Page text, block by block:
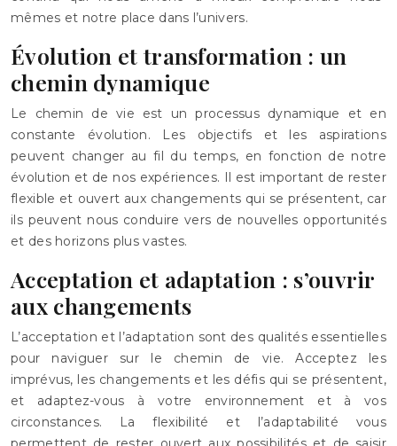
mêmes et notre place dans l’univers.
Évolution et transformation : un
chemin dynamique
Le chemin de vie est un processus dynamique et en
constante évolution. Les objectifs et les aspirations
peuvent changer au fil du temps, en fonction de notre
évolution et de nos expériences. Il est important de rester
flexible et ouvert aux changements qui se présentent, car
ils peuvent nous conduire vers de nouvelles opportunités
et des horizons plus vastes.
Acceptation et adaptation : s’ouvrir
aux changements
L’acceptation et l’adaptation sont des qualités essentielles
pour naviguer sur le chemin de vie. Acceptez les
imprévus, les changements et les défis qui se présentent,
et adaptez-vous à votre environnement et à vos
circonstances. La flexibilité et l’adaptabilité vous